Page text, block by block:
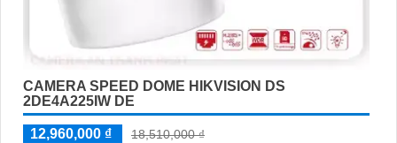
CAMERA SPEED DOME HIKVISION DS
2DE4A225IW DE
12,960,000 ₫
18,510,000 ₫